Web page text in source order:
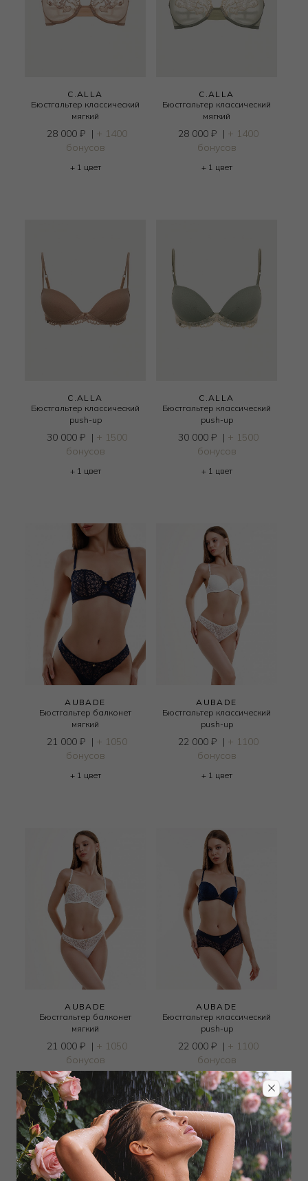
C.ALLA
Бюстгальтер классический
мягкий
28 000 ₽ | + 1400
бонусов
+ 1 цвет
C.ALLA
Бюстгальтер классический
мягкий
28 000 ₽ | + 1400
бонусов
+ 1 цвет
C.ALLA
Бюстгальтер классический
push-up
30 000 ₽ | + 1500
бонусов
+ 1 цвет
C.ALLA
Бюстгальтер классический
push-up
30 000 ₽ | + 1500
бонусов
+ 1 цвет
AUBADE
Бюстгальтер балконет
мягкий
21 000 ₽ | + 1050
бонусов
+ 1 цвет
AUBADE
Бюстгальтер классический
push-up
22 000 ₽ | + 1100
бонусов
+ 1 цвет
AUBADE
Бюстгальтер балконет
мягкий
21 000 ₽ | + 1050
бонусов
+ 1 цвет
AUBADE
Бюстгальтер классический
push-up
22 000 ₽ | + 1100
бонусов
+ 1 цвет